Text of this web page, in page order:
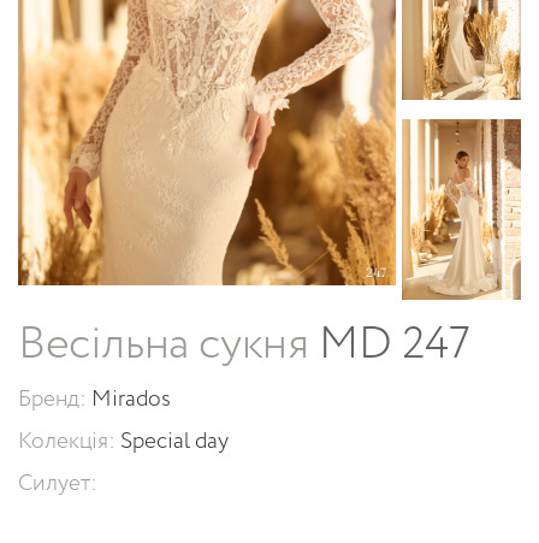
Весільна сукня MD 247
Бренд: Mirados
Колекція: Special day
Силует: